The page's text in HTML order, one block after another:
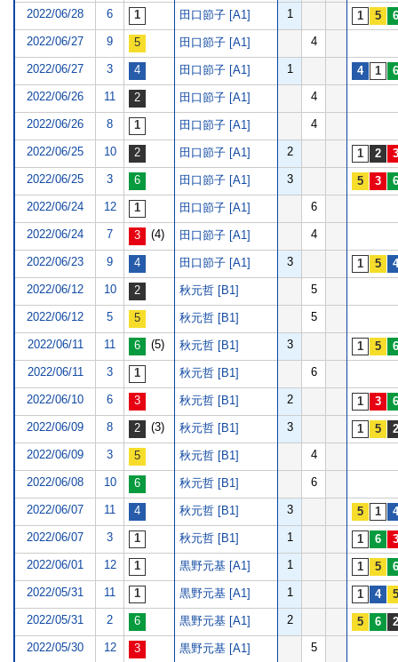
2022/06/28 6 田口節子 [A1] 1
2022/06/27 9 田口節子 [A1] 4
2022/06/27 3 田口節子 [A1] 1
2022/06/26 11 田口節子 [A1] 4
2022/06/26 8 田口節子 [A1] 4
2022/06/25 10 田口節子 [A1] 2
2022/06/25 3 田口節子 [A1] 3
2022/06/24 12 田口節子 [A1] 6
2022/06/24 7 (4) 田口節子 [A1] 4
2022/06/23 9 田口節子 [A1] 3
2022/06/12 10 秋元哲 [B1] 5
2022/06/12 5 秋元哲 [B1] 5
2022/06/11 11 (5) 秋元哲 [B1] 3
2022/06/11 3 秋元哲 [B1] 6
2022/06/10 6 秋元哲 [B1] 2
2022/06/09 8 (3) 秋元哲 [B1] 3
2022/06/09 3 秋元哲 [B1] 4
2022/06/08 10 秋元哲 [B1] 6
2022/06/07 11 秋元哲 [B1] 3
2022/06/07 3 秋元哲 [B1] 1
2022/06/01 12 黒野元基 [A1] 1
2022/05/31 11 黒野元基 [A1] 1
2022/05/31 2 黒野元基 [A1] 2
2022/05/30 12 黒野元基 [A1] 5